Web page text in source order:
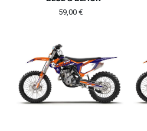
59,00 €